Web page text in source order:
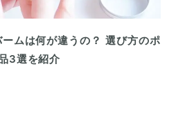
ムは何が違うの？ 選び方のポ
3選を紹介